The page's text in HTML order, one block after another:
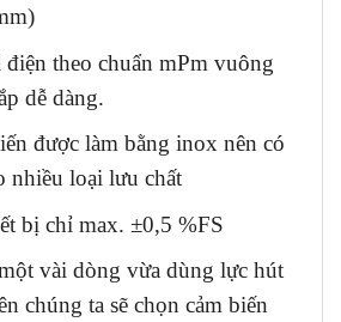
điện theo chuẩn mPm vuông
dễ dàng.
được làm bằng inox nên có
nhiều loại lưu chất
bị chỉ max. ±0,5 %FS
vài dòng vừa dùng lực hút
chúng ta sẽ chọn cảm biến